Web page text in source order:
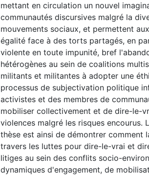
mettant en circulation un nouvel
communautés discursives malgré la
mouvements sociaux, et permettent
égalité face à des torts partagés, en
violente en toute impunité, bref
hétérogènes au sein de coalitions
militants et militantes à adopter une
processus de subjectivation politique
activistes et des membres de
mobiliser collectivement et de dire-le-
violences malgré les risques encourus.
thèse est ainsi de démontrer comment
travers les luttes pour dire-le-vrai et
litiges au sein des conflits socio-
dynamiques d'engagement, de